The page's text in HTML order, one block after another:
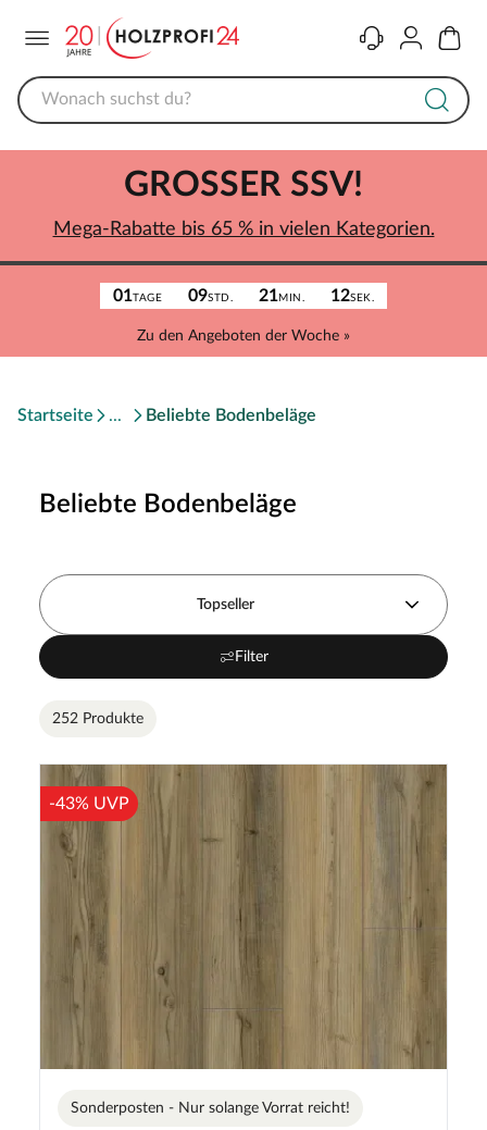
KontaktKonto
01TAGE 09STD. 21MIN. 12SEK.
Zu den Angeboten der Woche »
GROSSER SSV!
Mega-Rabatte bis 65 % in vielen Kategorien.
Startseite Beliebte Bodenbeläge
Beliebte Bodenbeläge
Topseller
Filter
252 Produkte
-43% UVP
Sonderposten - Nur solange Vorrat reicht!